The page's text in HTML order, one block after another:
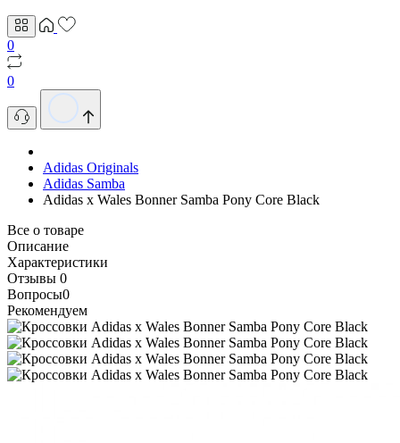
0
0
Adidas Originals
Adidas Samba
Adidas x Wales Bonner Samba Pony Core Black
Все о товаре
Описание
Характеристики
Отзывы 0
Вопросы0
Рекомендуем